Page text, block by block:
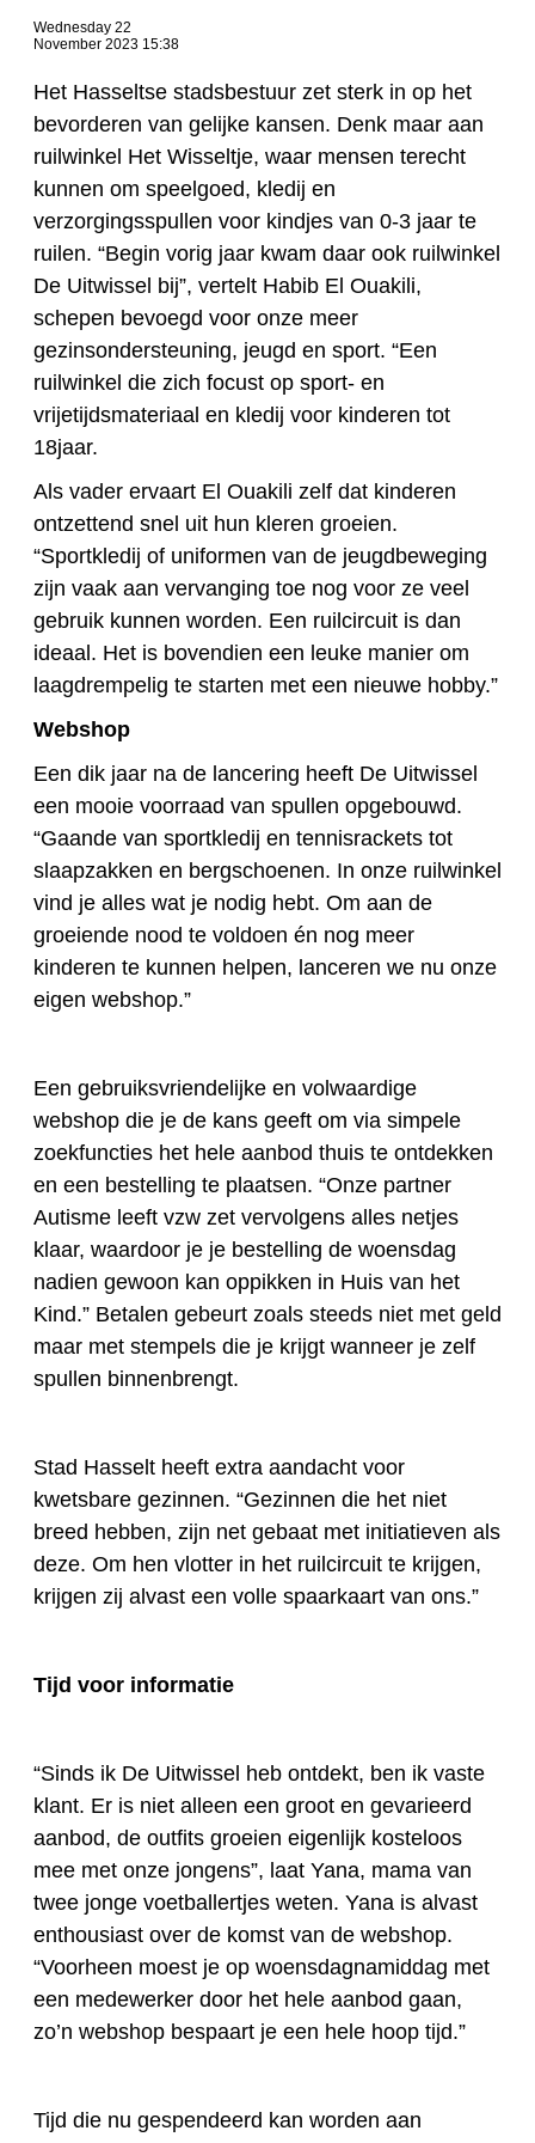
Wednesday 22
November 2023 15:38
Het Hasseltse stadsbestuur zet sterk in op het
bevorderen van gelijke kansen. Denk maar aan
ruilwinkel Het Wisseltje, waar mensen terecht
kunnen om speelgoed, kledij en
verzorgingsspullen voor kindjes van 0-3 jaar te
ruilen. “Begin vorig jaar kwam daar ook ruilwinkel
De Uitwissel bij”, vertelt Habib El Ouakili,
schepen bevoegd voor onze meer
gezinsondersteuning, jeugd en sport. “Een
ruilwinkel die zich focust op sport- en
vrijetijdsmateriaal en kledij voor kinderen tot
18jaar.
Als vader ervaart El Ouakili zelf dat kinderen
ontzettend snel uit hun kleren groeien.
“Sportkledij of uniformen van de jeugdbeweging
zijn vaak aan vervanging toe nog voor ze veel
gebruik kunnen worden. Een ruilcircuit is dan
ideaal. Het is bovendien een leuke manier om
laagdrempelig te starten met een nieuwe hobby.”
Webshop
Een dik jaar na de lancering heeft De Uitwissel
een mooie voorraad van spullen opgebouwd.
“Gaande van sportkledij en tennisrackets tot
slaapzakken en bergschoenen. In onze ruilwinkel
vind je alles wat je nodig hebt. Om aan de
groeiende nood te voldoen én nog meer
kinderen te kunnen helpen, lanceren we nu onze
eigen webshop.”
Een gebruiksvriendelijke en volwaardige
webshop die je de kans geeft om via simpele
zoekfuncties het hele aanbod thuis te ontdekken
en een bestelling te plaatsen. “Onze partner
Autisme leeft vzw zet vervolgens alles netjes
klaar, waardoor je je bestelling de woensdag
nadien gewoon kan oppikken in Huis van het
Kind.” Betalen gebeurt zoals steeds niet met geld
maar met stempels die je krijgt wanneer je zelf
spullen binnenbrengt.
Stad Hasselt heeft extra aandacht voor
kwetsbare gezinnen. “Gezinnen die het niet
breed hebben, zijn net gebaat met initiatieven als
deze. Om hen vlotter in het ruilcircuit te krijgen,
krijgen zij alvast een volle spaarkaart van ons.”
Tijd voor informatie
“Sinds ik De Uitwissel heb ontdekt, ben ik vaste
klant. Er is niet alleen een groot en gevarieerd
aanbod, de outfits groeien eigenlijk kosteloos
mee met onze jongens”, laat Yana, mama van
twee jonge voetballertjes weten. Yana is alvast
enthousiast over de komst van de webshop.
“Voorheen moest je op woensdagnamiddag met
een medewerker door het hele aanbod gaan,
zo’n webshop bespaart je een hele hoop tijd.”
Tijd die nu gespendeerd kan worden aan